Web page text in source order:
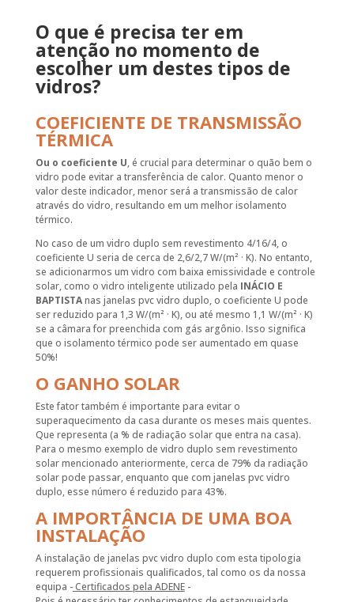
O que é precisa ter em
atenção no momento de
escolher um destes tipos de
vidros?
COEFICIENTE DE TRANSMISSÃO
TÉRMICA
Ou o coeficiente U, é crucial para determinar o quão bem o
vidro pode evitar a transferência de calor. Quanto menor o
valor deste indicador, menor será a transmissão de calor
através do vidro, resultando em um melhor isolamento
térmico.
No caso de um vidro duplo sem revestimento 4/16/4, o
coeficiente U seria de cerca de 2,6/2,7 W/(m² · K). No entanto,
se adicionarmos um vidro com baixa emissividade e controle
solar, como o vidro inteligente utilizado pela INÁCIO E
BAPTISTAnas janelas pvc vidro duplo, o coeficiente U pode
ser reduzido para 1,3 W/(m² · K), ou até mesmo 1,1 W/(m² · K)
se a câmara for preenchida com gás argônio. Isso significa
que o isolamento térmico pode ser aumentado em quase
50%!
O GANHO SOLAR
Este fator também é importante para evitar o
superaquecimento da casa durante os meses mais quentes.
Que representa (a % de radiação solar que entra na casa).
Para o mesmo exemplo de vidro duplo sem revestimento
solar mencionado anteriormente, cerca de 79% da radiação
solar pode passar, enquanto que com janelas pvc vidro
duplo, esse número é reduzido para 43%.
A IMPORTÂNCIA DE UMA BOA
INSTALAÇÃO
A instalação de janelas pvc vidro duplo com esta tipologia
requerem profissionais qualificados, tal como os da nossa
equipa -Certificados pela ADENE-